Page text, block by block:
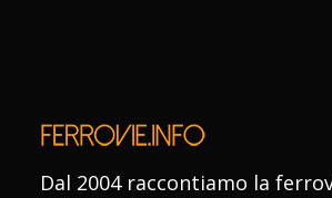
Dal 2004 raccontiamo la